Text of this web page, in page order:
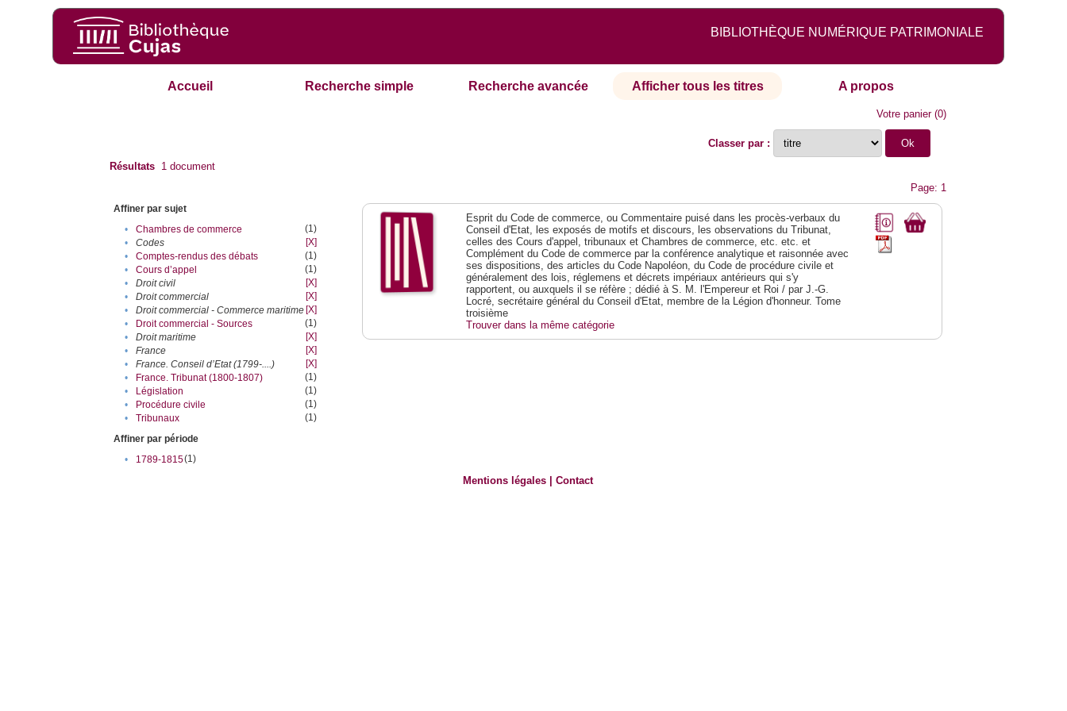
BIBLIOTHÈQUE NUMÉRIQUE PATRIMONIALE
Accueil Recherche simple Recherche avancée Afficher tous les titres A propos
Votre panier(0)
Classer par :
Résultats 1 document
Page: 1
Affiner par sujet
•
Chambres de commerce
(1)
•
Codes
[X]
•
Comptes-rendus des débats
(1)
•
Cours d’appel
(1)
•
Droit civil
[X]
•
Droit commercial
[X]
•
Droit commercial - Commerce maritime [X]
•
Droit commercial - Sources
(1)
•
Droit maritime
[X]
•
France
[X]
•
France. Conseil d’Etat (1799-....)
[X]
•
France. Tribunat (1800-1807)
(1)
•
Législation
(1)
•
Procédure civile
(1)
•
Tribunaux
(1)
Affiner par période
•
1789-1815(1)
Esprit du Code de commerce, ou Commentaire puisé dans les procès-verbaux du
Conseil d'Etat, les exposés de motifs et discours, les observations du Tribunat,
celles des Cours d'appel, tribunaux et Chambres de commerce, etc. etc. et
Complément du Code de commerce par la conférence analytique et raisonnée avec
ses dispositions, des articles du Code Napoléon, du Code de procédure civile et
généralement des lois, réglemens et décrets impériaux antérieurs qui s'y
rapportent, ou auxquels il se réfère ; dédié à S. M. l'Empereur et Roi / par J.-G.
Locré, secrétaire général du Conseil d'Etat, membre de la Légion d'honneur. Tome
troisième
Trouver dans la même catégorie
Mentions légales |Contact